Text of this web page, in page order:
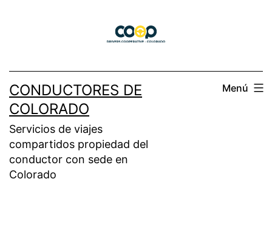
CONDUCTORES DE
COLORADO
Servicios de viajes
compartidos propiedad del
conductor con sede en
Colorado
Menú